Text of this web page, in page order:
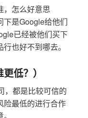
，怎么好意思
下是Google给他们
已经被他们买下
也好不到哪去。
低？）
，都是比较可信的
险最低的进行合作